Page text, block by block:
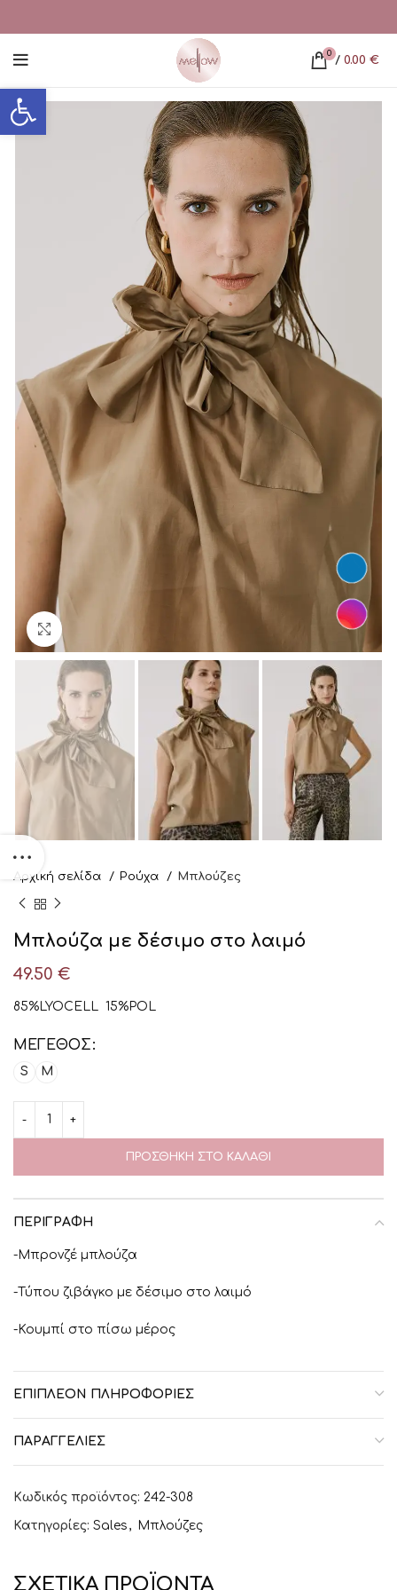
Ανοίξτε τη γραμμή εργαλείων
0
/ 0.00 €
Αρχική σελίδα Ρούχα Μπλούζες
Μπλούζα με δέσιμο στο λαιμό
49.50 €
85%LYOCELL 15%POL
ΜΈΓΕΘΟΣ
S M
ΠΡΟΣΘΉΚΗ ΣΤΟ ΚΑΛΆΘΙ
ΠΕΡΙΓΡΑΦΉ
-Μπρονζέ μπλούζα
-Τύπου ζιβάγκο με δέσιμο στο λαιμό
-Κουμπί στο πίσω μέρος
ΕΠΙΠΛΈΟΝ ΠΛΗΡΟΦΟΡΊΕΣ
ΠΑΡΑΓΓΕΛΙΕΣ
Κωδικός προϊόντος: 242-308
Κατηγορίες: Sales , Μπλούζες
ΣΧΕΤΙΚΆ ΠΡΟΪΌΝΤΑ